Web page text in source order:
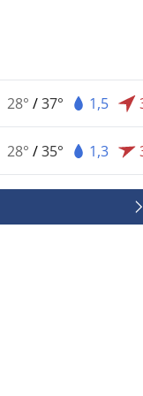
28° /37° 1,5
28° /35° 1,3